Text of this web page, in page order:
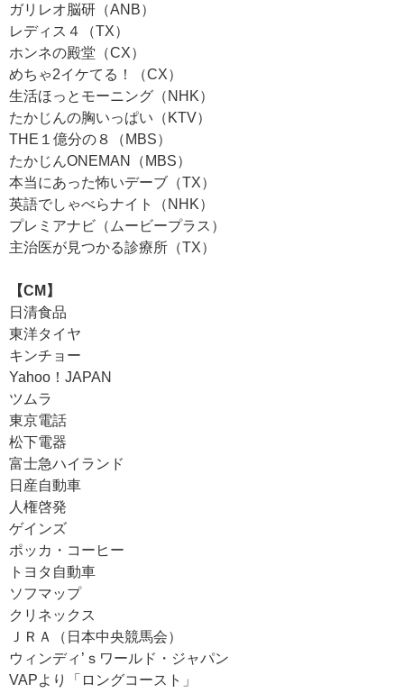
ガリレオ脳研（ANB）
レディス４（TX）
ホンネの殿堂（CX）
めちゃ2イケてる！（CX）
生活ほっとモーニング（NHK）
たかじんの胸いっぱい（KTV）
THE１億分の８（MBS）
たかじんONEMAN（MBS）
本当にあった怖いデーブ（TX）
英語でしゃべらナイト（NHK）
プレミアナビ（ムービープラス）
主治医が見つかる診療所（TX）
【CM】
日清食品
東洋タイヤ
キンチョー
Yahoo！JAPAN
ツムラ
東京電話
松下電器
富士急ハイランド
日産自動車
人権啓発
ゲインズ
ポッカ・コーヒー
トヨタ自動車
ソフマップ
クリネックス
ＪＲＡ（日本中央競馬会）
ウィンディ’ｓワールド・ジャパン
VAPより「ロングコースト」